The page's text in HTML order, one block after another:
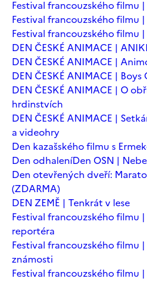
Festival francouzského filmu
Festival francouzského filmu
Festival francouzského filmu
DEN ČESKÉ ANIMACE |
DEN ČESKÉ ANIMACE |
DEN ČESKÉ ANIMACE |
DEN ČESKÉ ANIMACE | O
hrdinstvích
DEN ČESKÉ ANIMACE |
a videohry
Den kazašského filmu s
Den odhaleníDen OSN |
Den otevřených dveří:
(ZDARMA)
DEN ZEMĚ | Tenkrát v lese
Festival francouzského filmu
reportéra
Festival francouzského filmu
známosti
Festival francouzského filmu